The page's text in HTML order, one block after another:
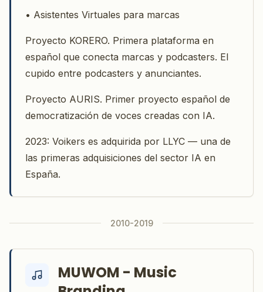
• Asistentes Virtuales para marcas
Proyecto KORERO. Primera plataforma en
español que conecta marcas y podcasters. El
cupido entre podcasters y anunciantes.
Proyecto AURIS. Primer proyecto español de
democratización de voces creadas con IA.
2023: Voikers es adquirida por LLYC — una de
las primeras adquisiciones del sector IA en
España.
2010-2019
MUWOM - Music